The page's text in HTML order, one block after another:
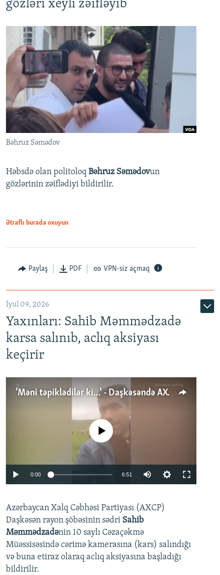
gözləri xeyli zəifləyib
Bəhruz Səmədov
Həbsdə olan politoloq Bəhruz Səmədovun
gözlərinin zəiflədiyi bildirilir.
Ətraflı burada oxuyun
Paylaş PDF VPN-siz açmaq
İyul 09, 2026
Yaxınları: Sahib Məmmədzadə
karsa salınıb, aclıq aksiyası
keçirir
'Məni təpiklədilər ki...' - Daşkəsəndə AXCP fəalının yaxınları onun həbsinə etiraz edirlər
Auto 240p 360p
720p 1080p
No media source currently available
0:00 6:51
360p
720p
1080p
Azərbaycan Xalq Cəbhəsi Partiyası (AXCP)
Daşkəsən rayon şöbəsinin sədri Sahib
Məmmədzadənin 10 saylı Cəzaçəkmə
Müəssisəsində cərimə kamerasına (kars) salındığı
və buna etiraz olaraq aclıq aksiyasına başladığı
bildirilir.